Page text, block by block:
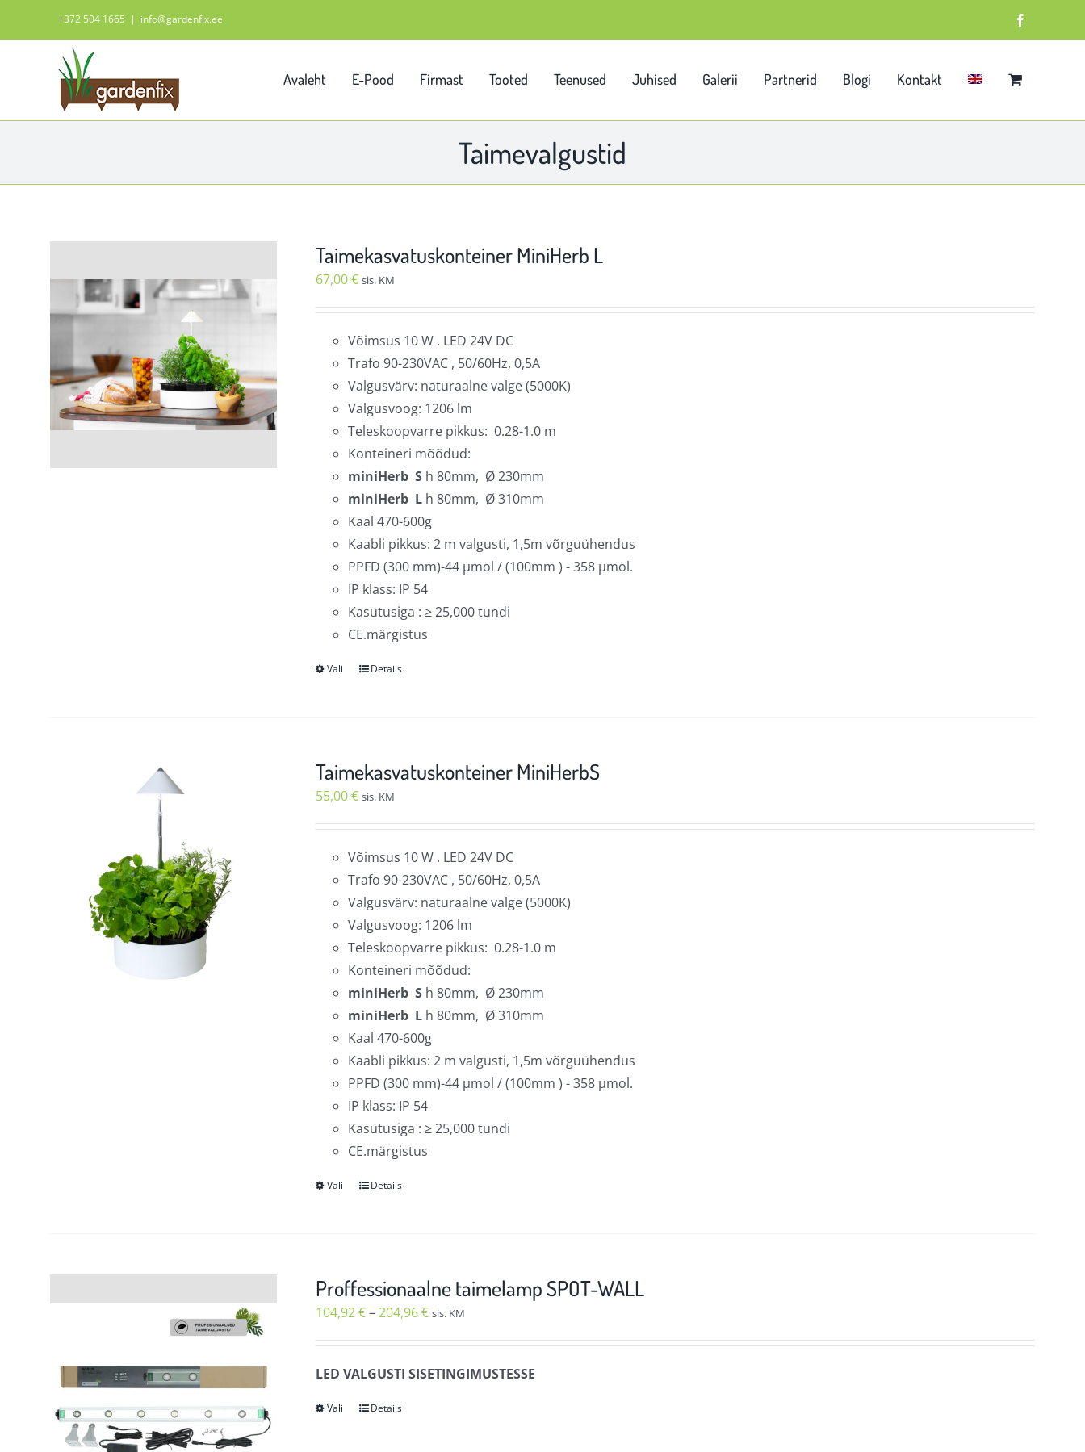
+372 504 1665 | info@gardenfix.ee
Avaleht E-Pood Firmast Tooted Teenused Juhised Galerii Partnerid Blogi Kontakt
Taimevalgustid
Taimekasvatuskonteiner MiniHerb L
67,00€ sis. KM
Võimsus 10 W . LED 24V DC
Trafo 90-230VAC , 50/60Hz, 0,5A
Valgusvärv: naturaalne valge (5000K)
Valgusvoog: 1206 lm
Teleskoopvarre pikkus: 0.28-1.0 m
Konteineri mõõdud:
miniHerb S h 80mm, Ø 230mm
miniHerb L h 80mm, Ø 310mm
Kaal 470-600g
Kaabli pikkus: 2 m valgusti, 1,5m võrguühendus
PPFD (300 mm)-44 µmol / (100mm ) - 358 µmol.
IP klass: IP 54
Kasutusiga : ≥ 25,000 tundi
CE.märgistus
Vali
Sellel
varianti.
Valikuid
teha
tootelehel.
Details
Taimekasvatuskonteiner MiniHerbS
55,00€ sis. KM
Võimsus 10 W . LED 24V DC
Trafo 90-230VAC , 50/60Hz, 0,5A
Valgusvärv: naturaalne valge (5000K)
Valgusvoog: 1206 lm
Teleskoopvarre pikkus: 0.28-1.0 m
Konteineri mõõdud:
miniHerb S h 80mm, Ø 230mm
miniHerb L h 80mm, Ø 310mm
Kaal 470-600g
Kaabli pikkus: 2 m valgusti, 1,5m võrguühendus
PPFD (300 mm)-44 µmol / (100mm ) - 358 µmol.
IP klass: IP 54
Kasutusiga : ≥ 25,000 tundi
CE.märgistus
Vali
Sellel
varianti.
Valikuid
teha
tootelehel.
Details
Proffessionaalne taimelamp SPOT-WALL
104,92€–204,96€Hinnavahemik:
204,96 €
sis. KM
LED VALGUSTI SISETINGIMUSTESSE
Vali
Sellel
Details